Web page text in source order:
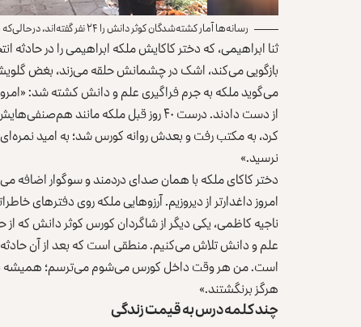
رسانه‌ها آمار کشته‌شدگان کوثر دانش را ۲۴ نفر گفته‌اند، درحالی‌که مدیر این کورس می‌گوید ۴۲ نفر کشته شده‌اند.
ثنا ابراهیمی، که دختر کاکایش ملکه ابراهیمی را در
بازگویی می‌کند، اشک در چشمانش حلقه می‌زند، بغض
می‌گوید ملکه به جرم فراگیری علم و دانش کشته شد:
از دست دادند. درست ۴۰ روز قبل ملکه
کرد، به مکتب رفت و بعدش روانه کورس شد؛ به امید
نرسید.»
دختر کاکای ملکه با همان صدای دردمند و سوگوار اضافه
امروز داغدارتر از دیروزیم. آرزوهایی ملکه روی
ناجیه کاظمی، یکی دیگر از شاگردان کورس کوثر دانش که
علم و دانش تلاش می‌کنیم. منطقی است که بعد از آن حادثه
است. من هر وقت داخل کورس می‌شوم می‌ترسم؛ همیشه به
هرگز برنگشتند.»
چند کلمه درس به قیمت زندگی